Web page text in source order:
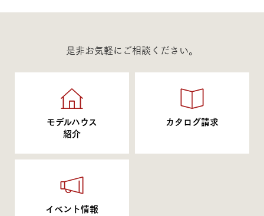
是非お気軽にご相談ください。
モデルハウス
紹介
カタログ請求
イベント情報